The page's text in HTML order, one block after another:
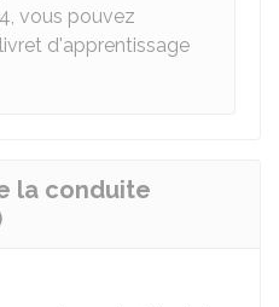
vous pouvez
d'apprentissage
la conduite